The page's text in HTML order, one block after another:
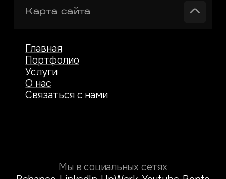
Карта сайта
Главная
Портфолио
Услуги
О нас
Связаться с нами
Мы в социальных сетях